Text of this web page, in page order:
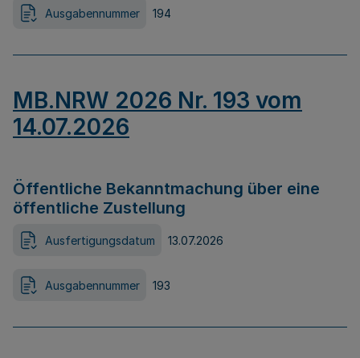
Ausgabennummer 194
MB.NRW 2026 Nr. 193 vom
14.07.2026
Öffentliche Bekanntmachung über eine
öffentliche Zustellung
Ausfertigungsdatum 13.07.2026
Ausgabennummer 193